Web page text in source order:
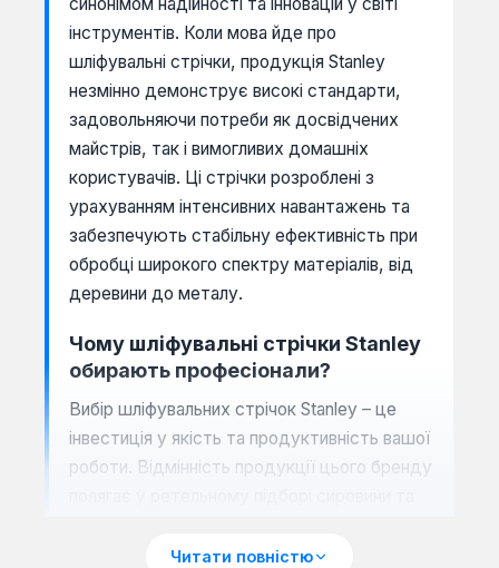
інструментів. Коли мова йде про
шліфувальні стрічки, продукція Stanley
незмінно демонструє високі стандарти,
задовольняючи потреби як досвідчених
майстрів, так і вимогливих домашніх
користувачів. Ці стрічки розроблені з
урахуванням інтенсивних навантажень та
забезпечують стабільну ефективність при
обробці широкого спектру матеріалів, від
деревини до металу.
Чому шліфувальні стрічки Stanley
обирають професіонали?
Вибір шліфувальних стрічок Stanley – це
інвестиція у якість та продуктивність вашої
роботи. Відмінність продукції цього бренду
виробництва. Кожна стрічка проходить
Читати повністю